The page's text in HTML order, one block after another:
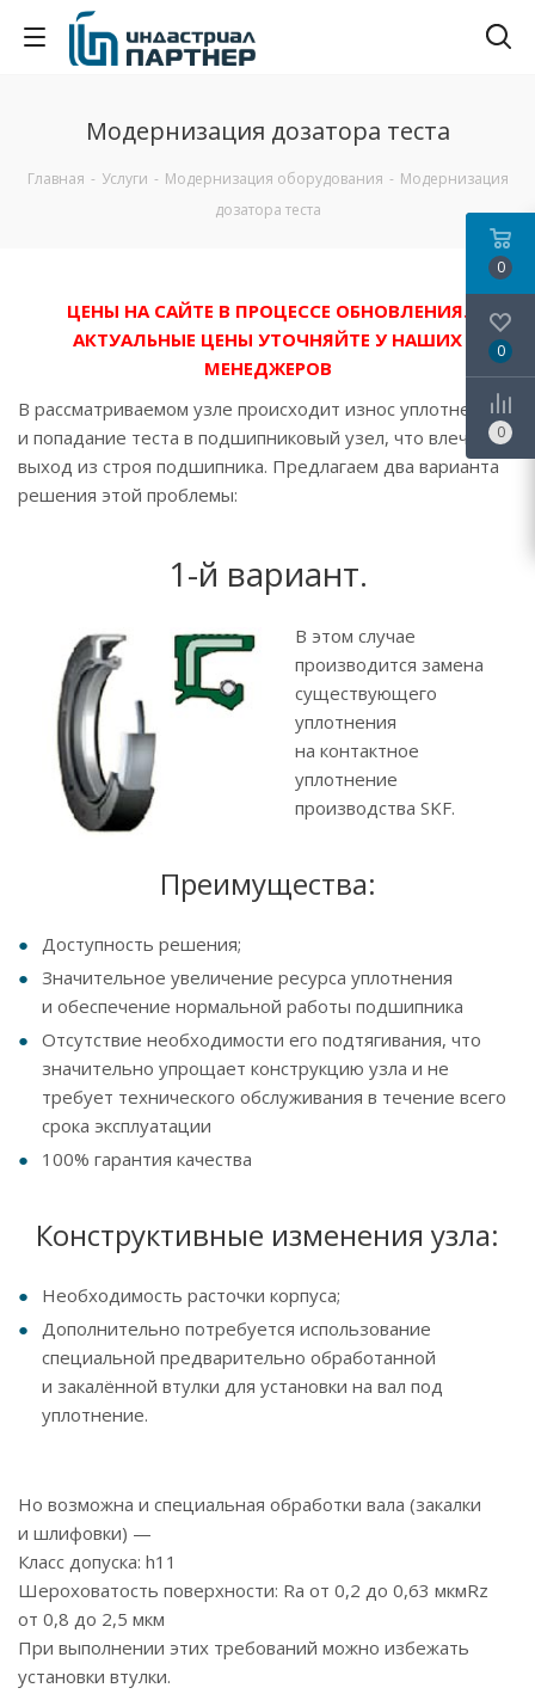
Модернизация дозатора теста
Главная - Услуги - Модернизация оборудования - Модернизация
дозатора теста
ЦЕНЫ НА САЙТЕ В ПРОЦЕССЕ ОБНОВЛЕНИЯ.
АКТУАЛЬНЫЕ ЦЕНЫ УТОЧНЯЙТЕ У НАШИХ
МЕНЕДЖЕРОВ
В рассматриваемом узле происходит износ уплотнения
и попадание теста в подшипниковый узел, что влечет
выход из строя подшипника. Предлагаем два варианта
решения этой проблемы:
1-й вариант.
В этом случае
производится замена
существующего
уплотнения
на контактное
уплотнение
производства SKF.
Преимущества:
Доступность решения;
Значительное увеличение ресурса уплотнения
и обеспечение нормальной работы подшипника
Отсутствие необходимости его подтягивания, что
значительно упрощает конструкцию узла и не
требует технического обслуживания в течение всего
срока эксплуатации
100% гарантия качества
Конструктивные изменения узла:
Необходимость расточки корпуса;
Дополнительно потребуется использование
специальной предварительно обработанной
и закалённой втулки для установки на вал под
уплотнение.
Но возможна и специальная обработки вала (закалки
и шлифовки) —
Класс допуска: h11
Шероховатость поверхности: Ra от 0,2 до 0,63 мкмRz
от 0,8 до 2,5 мкм
При выполнении этих требований можно избежать
установки втулки.
0
0
0